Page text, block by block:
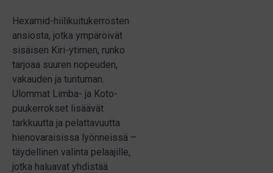
Hexamid-hiilikuitukerrosten
ansiosta, jotka ympäröivät
sisäisen Kiri-ytimen, runko
tarjoaa suuren nopeuden,
vakauden ja tuntuman.
Ulommat Limba- ja Koto-
puukerrokset lisäävät
tarkkuutta ja pelattavuutta
hienovaraisissa lyönneissä –
täydellinen valinta pelaajille,
jotka haluavat yhdistää